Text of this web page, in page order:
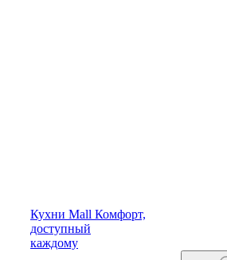
Кухни Mall Комфорт,
доступный
каждому